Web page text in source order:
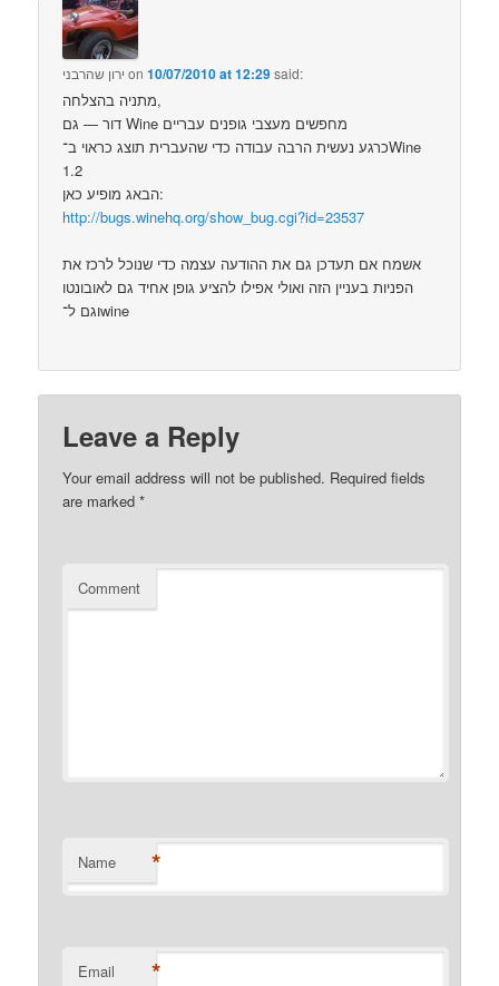
ירון שהרבני on10/07/2010 at 12:29said:
מתניה בהצלחה,
דור — גם Wine מחפשים מעצבי גופנים עבריים
כרגע נעשית הרבה עבודה כדי שהעברית תוצג כראוי ב־Wine
1.2
הבאג מופיע כאן:
http://bugs.winehq.org/show_bug.cgi?id=23537
אשמח אם תעדכן גם את ההודעה עצמה כדי שנוכל לרכז את
הפניות בעניין הזה ואולי אפילו להציע גופן אחיד גם לאובונטו
וגם ל־wine
Leave a Reply
Your email address will not be published. Required fields
are marked*
Comment
Name *
Email *